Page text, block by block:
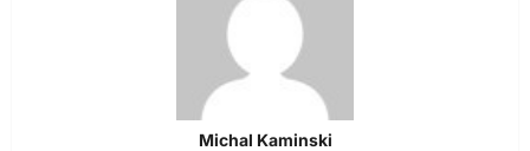
Michal Kaminski